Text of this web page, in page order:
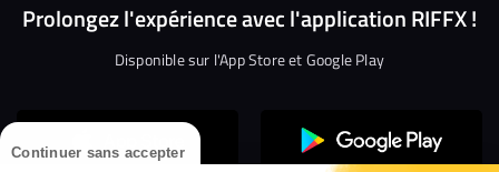
Continuer sans accepter
Prolongez l'expérience avec l'application RIFFX !
Disponible sur l'App Store et Google Play